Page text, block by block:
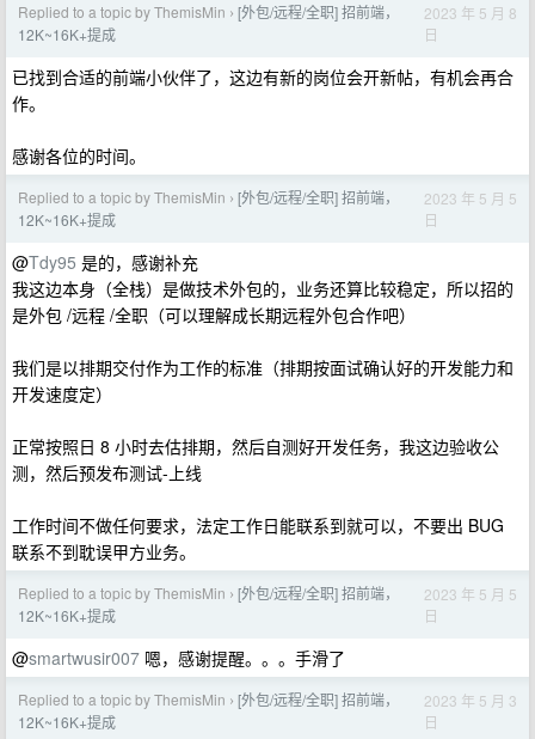
Replied to a topic by ThemisMin › [外包/远程/全职] 招前端，
12K~16K+提成
2023 年 5 月 8
日
已找到合适的前端小伙伴了，这边有新的岗位会开新帖，有机会再合
作。
感谢各位的时间。
Replied to a topic by ThemisMin › [外包/远程/全职] 招前端，
12K~16K+提成
2023 年 5 月 5
日
@Tdy95 是的，感谢补充
我这边本身（全栈）是做技术外包的，业务还算比较稳定，所以招的
是外包 /远程 /全职（可以理解成长期远程外包合作吧）
我们是以排期交付作为工作的标准（排期按面试确认好的开发能力和
开发速度定）
正常按照日 8 小时去估排期，然后自测好开发任务，我这边验收公
测，然后预发布测试-上线
工作时间不做任何要求，法定工作日能联系到就可以，不要出 BUG
联系不到耽误甲方业务。
Replied to a topic by ThemisMin › [外包/远程/全职] 招前端，
12K~16K+提成
2023 年 5 月 5
日
@smartwusir007 嗯，感谢提醒。。。手滑了
Replied to a topic by ThemisMin › [外包/远程/全职] 招前端，
12K~16K+提成
2023 年 5 月 3
日